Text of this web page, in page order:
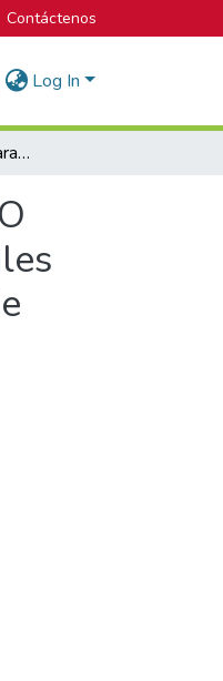
Contáctenos
Log In
Estudio de factibilidad para la implementación de la norma INTE/ISO 20200:2020: determinación del grado de desintegración de materiales plásticos bajo condiciones de compostaje simuladas en un ensayo de laboratorio, en el CEQIATEC